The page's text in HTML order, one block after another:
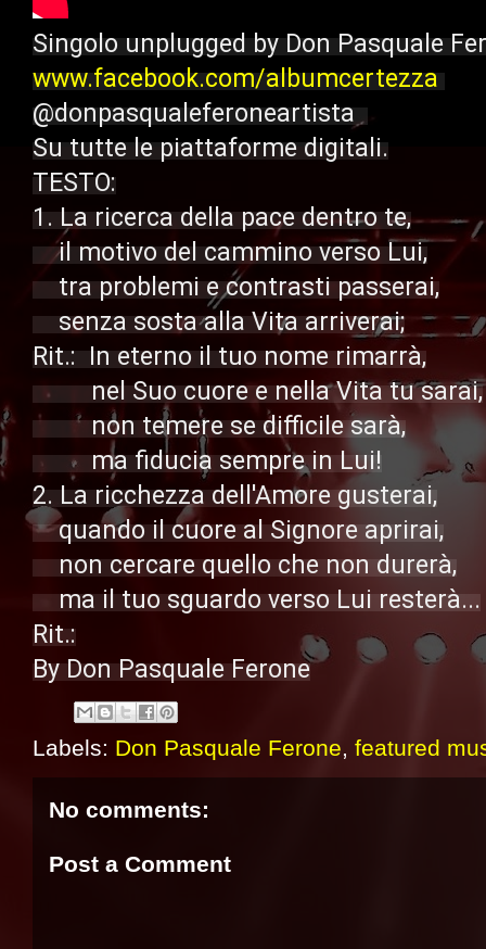
Singolo unplugged by Don Pasquale
www.facebook.com/albumcertezza
@donpasqualeferoneartista
Su tutte le piattaforme digitali.
TESTO:
1. La ricerca della pace dentro te,
    il motivo del cammino verso Lui,
    tra problemi e contrasti passerai,
    senza sosta alla Vita arriverai;
Rit.:  In eterno il tuo nome rimarrà,
         nel Suo cuore e nella Vita tu sarai,
         non temere se difficile sarà,
         ma fiducia sempre in Lui!
2. La ricchezza dell'Amore gusterai,
    quando il cuore al Signore aprirai,
    non cercare quello che non durerà,
    ma il tuo sguardo verso Lui resterà...
Rit.:
By Don Pasquale Ferone
Labels: Don Pasquale Ferone, featured
No comments:
Post a Comment